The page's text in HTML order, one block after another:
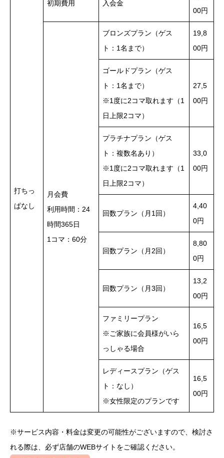
打ちっ
ぱなし
初期費用 入会金
00円
月会費
利用時間：24
時間365日
1コマ：60分
ブロンズプラン（ゲス
ト：1名まで）
19,8
00円
ゴールドプラン（ゲス
ト：1名まで）
※1度に2コマ取れます（1
日上限2コマ）
27,5
00円
プラチナプラン（ゲス
ト：複数名あり）
※1度に2コマ取れます（1
日上限2コマ）
33,0
00円
回数プラン（月1回）
4,40
0円
回数プラン（月2回）
8,80
0円
回数プラン（月3回）
13,2
00円
ファミリープラン
※ご家族に会員様がいら
っしゃる場合
16,5
00円
レディースプラン（ゲス
ト：なし）
※女性限定のプランです
16,5
00円
※サービス内容・料金は変更の可能性がございますので、検討さ
れる際は、必ず店舗のWEBサイトをご確認ください。